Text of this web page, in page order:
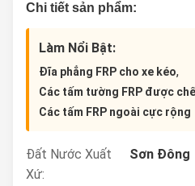
Chi tiết sản phẩm:
Làm Nổi Bật:
Đĩa phẳng FRP cho xe kéo,
Các tấm tường FRP được
Các tấm FRP ngoài cực rộng
Đất Nước Xuất
Xứ:
Sơn Đông